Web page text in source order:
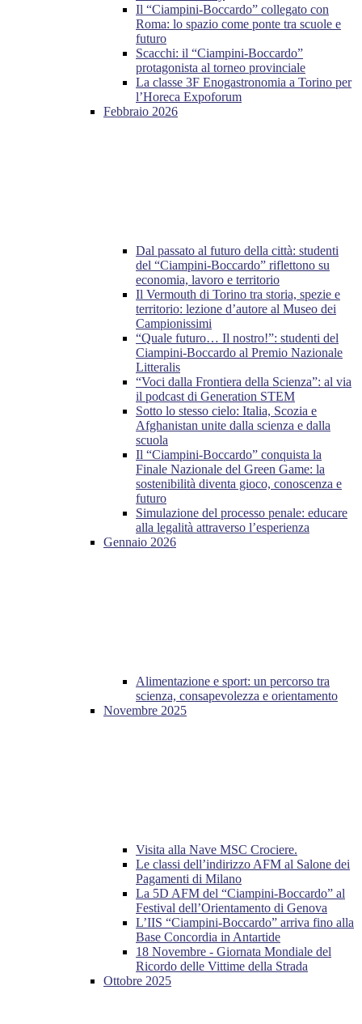
Il “Ciampini-Boccardo” collegato con
Roma: lo spazio come ponte tra scuole e
futuro
Scacchi: il “Ciampini-Boccardo”
protagonista al torneo provinciale
La classe 3F Enogastronomia a Torino per
l’Horeca Expoforum
Febbraio 2026
Dal passato al futuro della città: studenti
del “Ciampini-Boccardo” riflettono su
economia, lavoro e territorio
Il Vermouth di Torino tra storia, spezie e
territorio: lezione d’autore al Museo dei
Campionissimi
“Quale futuro… Il nostro!”: studenti del
Ciampini-Boccardo al Premio Nazionale
Litteralis
“Voci dalla Frontiera della Scienza”: al via
il podcast di Generation STEM
Sotto lo stesso cielo: Italia, Scozia e
Afghanistan unite dalla scienza e dalla
scuola
Il “Ciampini-Boccardo” conquista la
Finale Nazionale del Green Game: la
sostenibilità diventa gioco, conoscenza e
futuro
Simulazione del processo penale: educare
alla legalità attraverso l’esperienza
Gennaio 2026
Alimentazione e sport: un percorso tra
scienza, consapevolezza e orientamento
Novembre 2025
Visita alla Nave MSC Crociere.
Le classi dell’indirizzo AFM al Salone dei
Pagamenti di Milano
La 5D AFM del “Ciampini-Boccardo” al
Festival dell’Orientamento di Genova
L’IIS “Ciampini-Boccardo” arriva fino alla
Base Concordia in Antartide
18 Novembre - Giornata Mondiale del
Ricordo delle Vittime della Strada
Ottobre 2025